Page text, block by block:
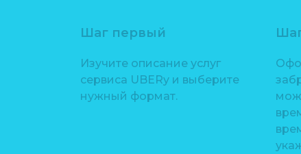
Шаг первый
Изучите описание услуг
сервиса UBERy и выберите
нужный формат.